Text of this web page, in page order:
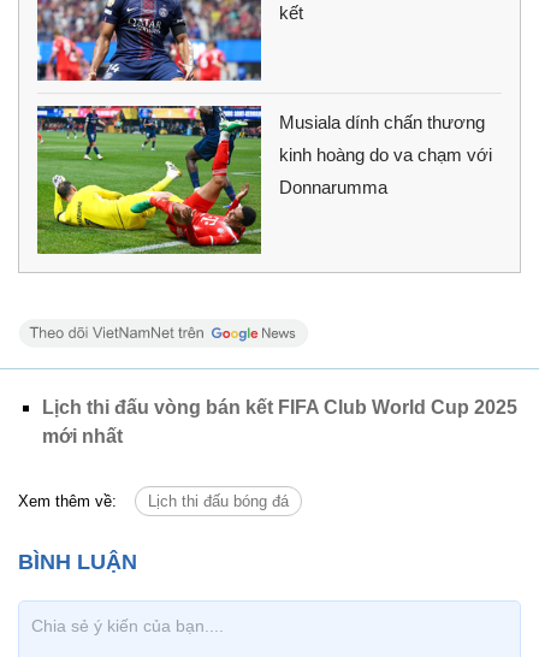
kết
Musiala dính chấn thương
kinh hoàng do va chạm với
Donnarumma
Lịch thi đấu vòng bán kết FIFA Club World Cup 2025
mới nhất
Xem thêm về: Lịch thi đấu bóng đá